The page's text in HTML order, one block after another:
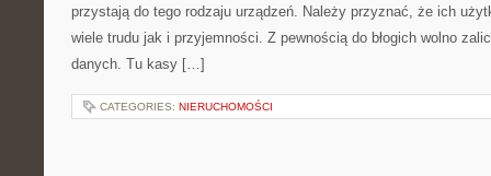
przystają do tego rodzaju urządzeń. Należy przyznać, że ich
wiele trudu jak i przyjemności. Z pewnością do błogich wolno
danych. Tu kasy […]
CATEGORIES: NIERUCHOMOŚCI